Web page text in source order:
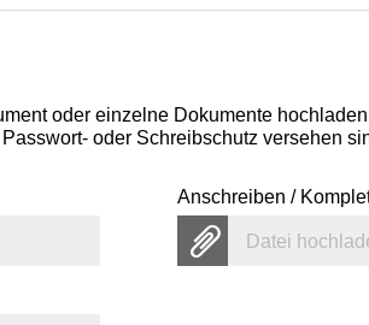
oder einzelne Dokumente
oder Schreibschutz versehen
Anschreiben /
Datei